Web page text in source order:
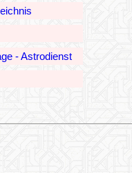
- Astrodienst